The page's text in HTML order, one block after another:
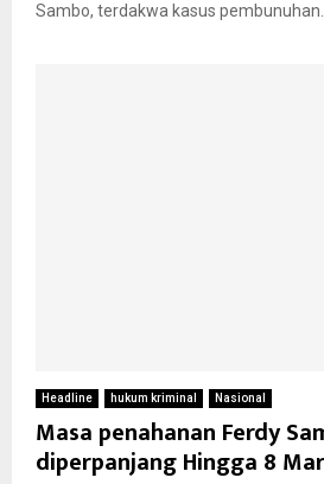
Sambo, terdakwa kasus
Headline hukum kriminal Nasional
Masa penahanan Ferdy
diperpanjang Hingga 8